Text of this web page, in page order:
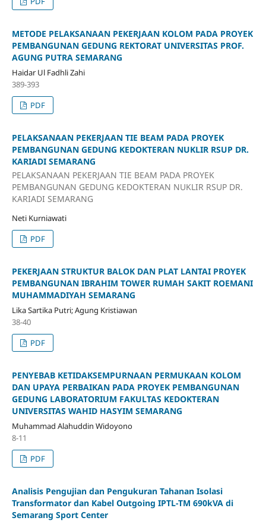
METODE PELAKSANAAN PEKERJAAN KOLOM PADA PROYEK
PEMBANGUNAN GEDUNG REKTORAT UNIVERSITAS PROF.
AGUNG PUTRA SEMARANG
Haidar Ul Fadhli Zahi
389-393
PDF
PELAKSANAAN PEKERJAAN TIE BEAM PADA PROYEK
PEMBANGUNAN GEDUNG KEDOKTERAN NUKLIR RSUP DR.
KARIADI SEMARANG
PELAKSANAAN PEKERJAAN TIE BEAM PADA PROYEK
PEMBANGUNAN GEDUNG KEDOKTERAN NUKLIR RSUP DR.
KARIADI SEMARANG
Neti Kurniawati
PDF
PEKERJAAN STRUKTUR BALOK DAN PLAT LANTAI PROYEK
PEMBANGUNAN IBRAHIM TOWER RUMAH SAKIT ROEMANI
MUHAMMADIYAH SEMARANG
Lika Sartika Putri; Agung Kristiawan
38-40
PDF
PENYEBAB KETIDAKSEMPURNAAN PERMUKAAN KOLOM
DAN UPAYA PERBAIKAN PADA PROYEK PEMBANGUNAN
GEDUNG LABORATORIUM FAKULTAS KEDOKTERAN
UNIVERSITAS WAHID HASYIM SEMARANG
Muhammad Alahuddin Widoyono
8-11
PDF
Analisis Pengujian dan Pengukuran Tahanan Isolasi
Transformator dan Kabel Outgoing IPTL-TM 690kVA di
Semarang Sport Center